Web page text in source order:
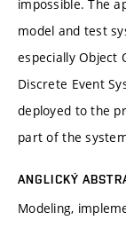
impossible. The
model and test
especially Object
Discrete Event
deployed to the
part of the
ANGLICKÝ
Modeling,